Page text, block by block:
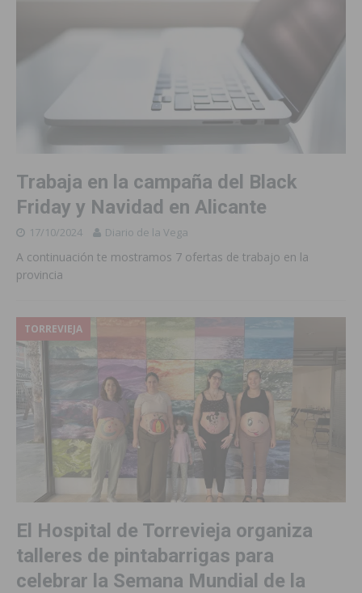
Trabaja en la campaña del Black
Friday y Navidad en Alicante
17/10/2024 Diario de la Vega
A continuación te mostramos 7 ofertas de trabajo en la
provincia
TORREVIEJA
El Hospital de Torrevieja organiza
talleres de pintabarrigas para
celebrar la Semana Mundial de la